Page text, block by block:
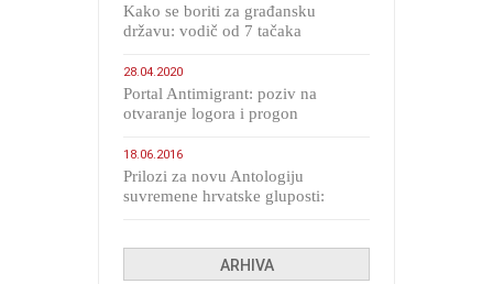
Kako se boriti za građansku
državu: vodič od 7 tačaka
28.04.2020
Portal Antimigrant: poziv na
otvaranje logora i progon
18.06.2016
Prilozi za novu Antologiju
suvremene hrvatske gluposti:
ARHIVA